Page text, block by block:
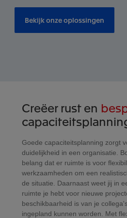
Bekijk onze oplossingen
Creëer rust en
Goede capaciteitsplanning zorgt
duidelijkheid in een organisatie.
belang dat er ruimte is voor
werkzaamheden om een
de situatie. Daarnaast weet jij in
ruimte je hebt voor nieuwe
beschikbaarheid is van je
ingepland kunnen worden. Met